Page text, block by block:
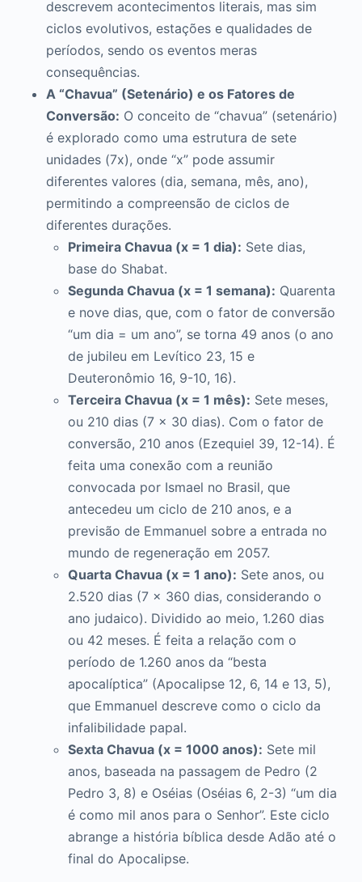
descrevem acontecimentos literais, mas sim
ciclos evolutivos, estações e qualidades de
períodos, sendo os eventos meras
consequências.
A “Chavua” (Setenário) e os Fatores de
Conversão: O conceito de “chavua” (setenário)
é explorado como uma estrutura de sete
unidades (7x), onde “x” pode assumir
diferentes valores (dia, semana, mês, ano),
permitindo a compreensão de ciclos de
diferentes durações.
Primeira Chavua (x = 1 dia): Sete dias,
base do Shabat.
Segunda Chavua (x = 1 semana): Quarenta
e nove dias, que, com o fator de conversão
“um dia = um ano”, se torna 49 anos (o ano
de jubileu em Levítico 23, 15 e
Deuteronômio 16, 9-10, 16).
Terceira Chavua (x = 1 mês): Sete meses,
ou 210 dias (7 x 30 dias). Com o fator de
conversão, 210 anos (Ezequiel 39, 12-14). É
feita uma conexão com a reunião
convocada por Ismael no Brasil, que
antecedeu um ciclo de 210 anos, e a
previsão de Emmanuel sobre a entrada no
mundo de regeneração em 2057.
Quarta Chavua (x = 1 ano): Sete anos, ou
2.520 dias (7 x 360 dias, considerando o
ano judaico). Dividido ao meio, 1.260 dias
ou 42 meses. É feita a relação com o
período de 1.260 anos da “besta
apocalíptica” (Apocalipse 12, 6, 14 e 13, 5),
que Emmanuel descreve como o ciclo da
infalibilidade papal.
Sexta Chavua (x = 1000 anos): Sete mil
anos, baseada na passagem de Pedro (2
Pedro 3, 8) e Oséias (Oséias 6, 2-3) “um dia
é como mil anos para o Senhor”. Este ciclo
abrange a história bíblica desde Adão até o
final do Apocalipse.